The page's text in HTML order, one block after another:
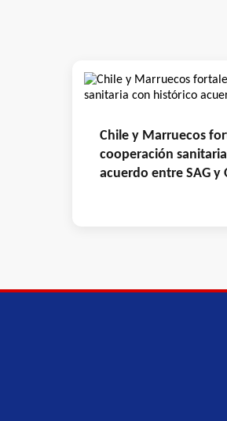
Chile y Marruecos
cooperación
acuerdo entre SAG y